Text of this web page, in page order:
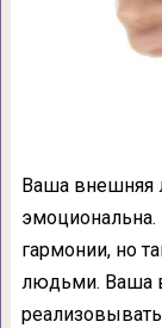
Ваша внешняя
гармонии, но
людьми. Ваша